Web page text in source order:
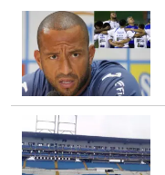
1
minute,
seconds